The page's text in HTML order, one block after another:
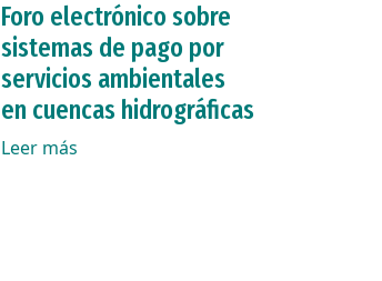
Foro electrónico sobre
sistemas de pago por
servicios ambientales
en cuencas hidrográficas
Leer más